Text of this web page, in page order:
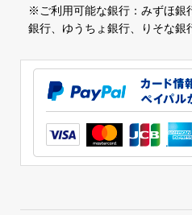
※ご利用可能な銀行：みずほ銀
銀行、ゆうちょ銀行、りそな銀